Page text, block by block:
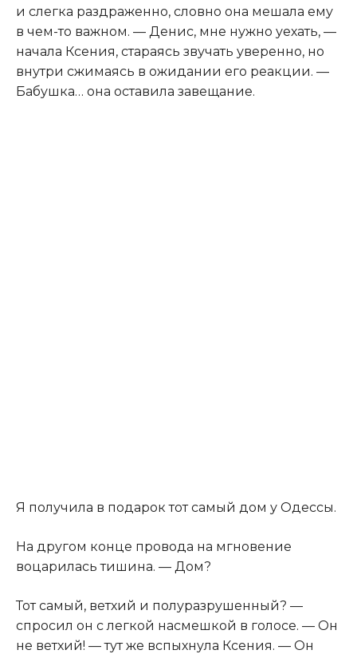
и слегка раздраженно, словно она мешала ему
в чем-то важном. — Денис, мне нужно уехать, —
начала Ксения, стараясь звучать уверенно, но
внутри сжимаясь в ожидании его реакции. —
Бабушка… она оставила завещание.
Я получила в подарок тот самый дом у Одессы.
На другом конце провода на мгновение
воцарилась тишина. — Дом?
Тот самый, ветхий и полуразрушенный? —
спросил он с легкой насмешкой в голосе. — Он
не ветхий! — тут же вспыхнула Ксения. — Он